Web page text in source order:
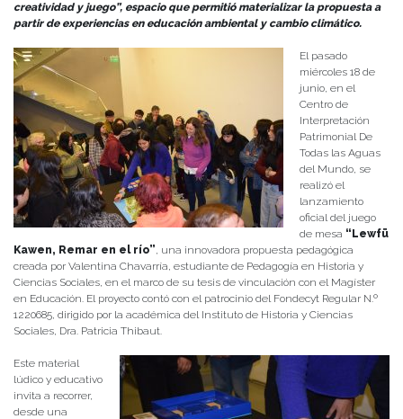
creatividad y juego”, espacio que permitió materializar la propuesta a
partir de experiencias en educación ambiental y cambio climático.
El pasado
miércoles 18 de
junio, en el
Centro de
Interpretación
Patrimonial De
Todas las Aguas
del Mundo, se
realizó el
lanzamiento
oficial del juego
de mesa “Lewfü
Kawen, Remar en el río”, una innovadora propuesta pedagógica
creada por Valentina Chavarría, estudiante de Pedagogía en Historia y
Ciencias Sociales, en el marco de su tesis de vinculación con el Magíster
en Educación. El proyecto contó con el patrocinio del Fondecyt Regular N.º
1220685, dirigido por la académica del Instituto de Historia y Ciencias
Sociales, Dra. Patricia Thibaut.
Este material
lúdico y educativo
invita a recorrer,
desde una